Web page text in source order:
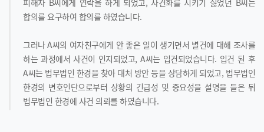
합의를 요구하여 합의를 하였습니다.
그러나 A씨의 여자친구에게 안 좋은 일이 생기면서 별건에 대해 조사를
하는 과정에서 사건이 인지되었고, A씨는 입건되었습니다. 입건 된 후
A씨는 법무법인 한경을 찾아 대처 방안 등을 상담하게 되었고, 법무법인
한경의 변호인단으로부터 상황의 긴급성 및 중요성을 설명을 들은 뒤
법무법인 한경에 사건 의뢰를 하였습니다.